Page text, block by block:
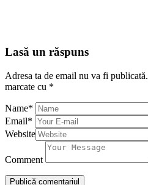
Lasă un răspuns
Adresa ta de email nu va fi publicată.
marcate cu *
Name*
Email*
Website
Comment